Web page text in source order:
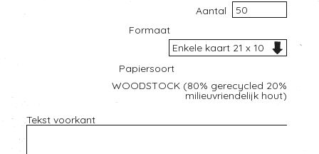
Aantal
Formaat
Papiersoort
WOODSTOCK (80% gerecycled 20%
milieuvriendelijk hout)
Tekst voorkant